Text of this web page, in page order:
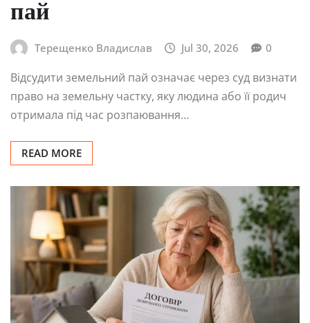
пай
Терещенко Владислав Jul 30, 2026 0
Відсудити земельний пай означає через суд визнати
право на земельну частку, яку людина або її родич
отримала під час розпаювання…
READ MORE